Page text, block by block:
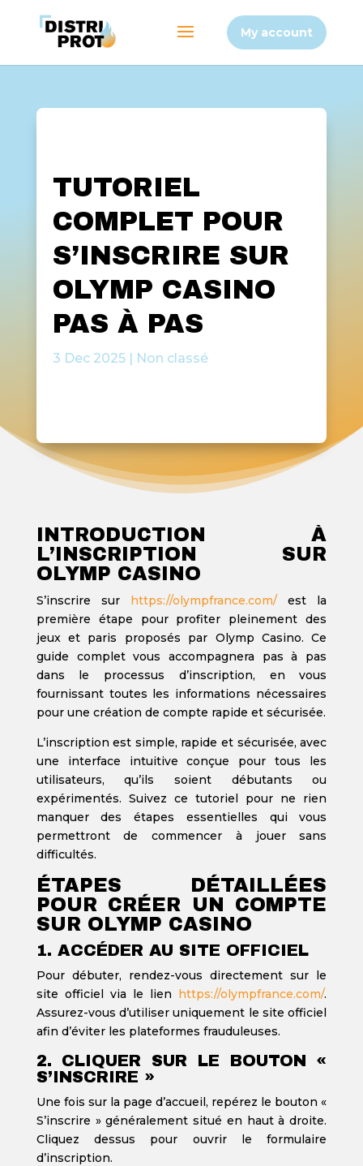
My account
TUTORIEL
COMPLET POUR
S’INSCRIRE SUR
OLYMP CASINO
PAS À PAS
3 Dec 2025| Non classé
INTRODUCTION À
L’INSCRIPTION SUR
OLYMP CASINO
S’inscrire sur https://olympfrance.com/ est la
première étape pour profiter pleinement des
jeux et paris proposés par Olymp Casino. Ce
guide complet vous accompagnera pas à pas
dans le processus d’inscription, en vous
fournissant toutes les informations nécessaires
pour une création de compte rapide et sécurisée.
L’inscription est simple, rapide et sécurisée, avec
une interface intuitive conçue pour tous les
utilisateurs, qu’ils soient débutants ou
expérimentés. Suivez ce tutoriel pour ne rien
manquer des étapes essentielles qui vous
permettront de commencer à jouer sans
difficultés.
ÉTAPES DÉTAILLÉES
POUR CRÉER UN COMPTE
SUR OLYMP CASINO
1. ACCÉDER AU SITE OFFICIEL
Pour débuter, rendez-vous directement sur le
site officiel via le lien https://olympfrance.com/.
Assurez-vous d’utiliser uniquement le site officiel
afin d’éviter les plateformes frauduleuses.
2. CLIQUER SUR LE BOUTON «
S’INSCRIRE »
Une fois sur la page d’accueil, repérez le bouton «
S’inscrire » généralement situé en haut à droite.
Cliquez dessus pour ouvrir le formulaire
d’inscription.